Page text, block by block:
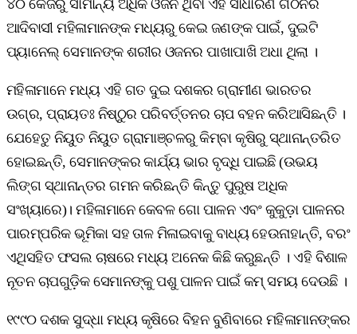
୪୦ କେଜିରୁ ସାମାନ୍ୟ ଅଧିକ ଓଜନ ଥିବା ଏହି ସାଧାରଣ ଗଠନର
ଆଦିବାସୀ ମହିଳାମାନଙ୍କ ମଧ୍ୟରୁ କେଇ ଜଣଙ୍କ ପାଇଁ, ଦୁଇଟି
ପ୍ୟାନେଲ୍‌ ସେମାନଙ୍କ ଶରୀର ଓଜନର ପାଖାପାଖି ଅଧା ଥିଲା ।
ମହିଳାମାନେ ମଧ୍ୟ ଏହି ଗତ ଦୁଇ ଦଶକର ଗ୍ରାମୀଣ ଭାରତର
ଉଗ୍ର, ପ୍ରାୟତଃ ନିଷ୍ଠୁର ପରିବର୍ତ୍ତନର ଚାପ ବହନ କରିଆସିଛନ୍ତି ।
ଯେହେତୁ ନିୟୁତ ନିୟୁତ ଗ୍ରାମାଞ୍ଚଳରୁ କିମ୍ବା କୃଷିରୁ ସ୍ଥାନାନ୍ତରିତ
ହୋଇଛନ୍ତି, ସେମାନଙ୍କର କାର୍ଯ୍ୟ ଭାର ବୃଦ୍ଧି ପାଇଛି (ଉଭୟ
ଲିଙ୍ଗ ସ୍ଥାନାନ୍ତର ଗମନ କରିଛନ୍ତି କିନ୍ତୁ ପୁରୁଷ ଅଧିକ
ସଂଖ୍ୟାରେ)। ମହିଳାମାନେ କେବଳ ଗୋ ପାଳନ ଏବଂ କୁକୁଡ଼ା ପାଳନର
ପାରମ୍ପରିକ ଭୂମିକା ସହ ତାଳ ମିଳାଇବାକୁ ବାଧ୍ୟ ହେଉନାହାନ୍ତି, ବରଂ
ଏଥିସହିତ ଫସଲ ଚାଷରେ ମଧ୍ୟ ଅନେକ କିଛି କରୁଛନ୍ତି । ଏହି ବିଶାଳ
ନୂତନ ଚାପଗୁଡ଼ିକ ସେମାନଙ୍କୁ ପଶୁ ପାଳନ ପାଇଁ କମ୍‌ ସମୟ ଦେଉଛି ।
୧୯୯୦ ଦଶକ ସୁଦ୍ଧା ମଧ୍ୟ କୃଷିରେ ବିହନ ବୁଣିବାରେ ମହିଳାମାନଙ୍କର